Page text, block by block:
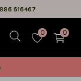
616467
0 0